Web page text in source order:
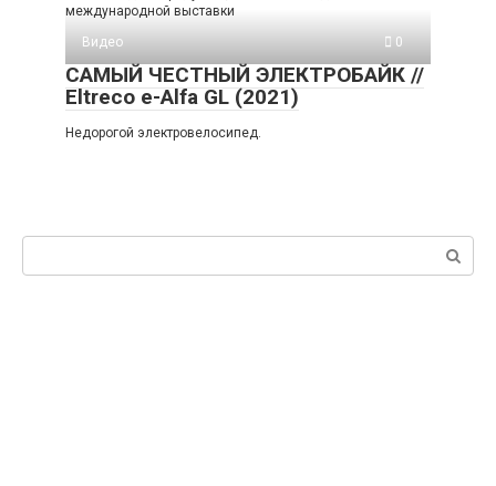
международной выставки
Видео
0
САМЫЙ ЧЕСТНЫЙ ЭЛЕКТРОБАЙК //
Eltreco e-Alfa GL (2021)
Недорогой электровелосипед.